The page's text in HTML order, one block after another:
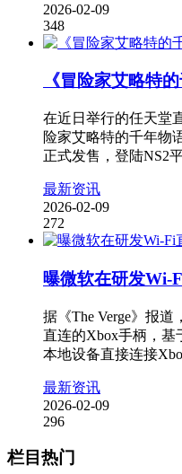
2026-02-09
348
《冒险家艾略特
在近日举行的任天堂
险家艾略特的千年物
正式发售，登陆NS2平
最新资讯
2026-02-09
272
曝微软在研发Wi-
据《The Verge》报
直连的Xbox手柄，基
本地设备直接连接
最新资讯
2026-02-09
296
栏目热门